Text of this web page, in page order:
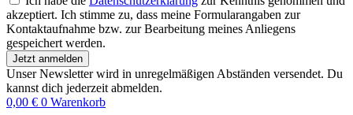
akzeptiert. Ich stimme zu, dass meine Formularangaben zur
Kontaktaufnahme bzw. zur Bearbeitung meines Anliegens
gespeichert werden.
Jetzt anmelden
Unser Newsletter wird in unregelmäßigen Abständen versendet. Du
kannst dich jederzeit abmelden.
0,00 € 0 Warenkorb